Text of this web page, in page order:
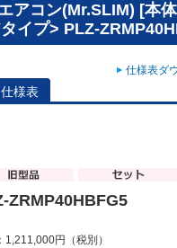
アコン(Mr.SLIM) [本
イプ> PLZ-
仕様表ダ
仕様表
ZRMP40HBFG5
1,211,000円（税別）